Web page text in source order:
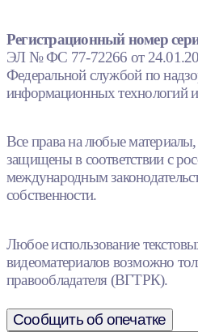
Регистрационный номер
ЭЛ № ФС 77-72266 от
Федеральной службой по
информационных технологий
Все права на любые
защищены в соответствии с
международным
собственности.
Любое использование
видеоматериалов возможно
правообладателя (ВГТРК).
Сообщить об опечатке